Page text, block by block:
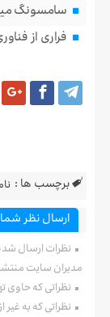
سامسونگ
فراری از
برچسب ها :
ارسال نظر شما
نظرات ارسال
مدیران سایت
نظراتی که حاوی
نظراتی که به غیر